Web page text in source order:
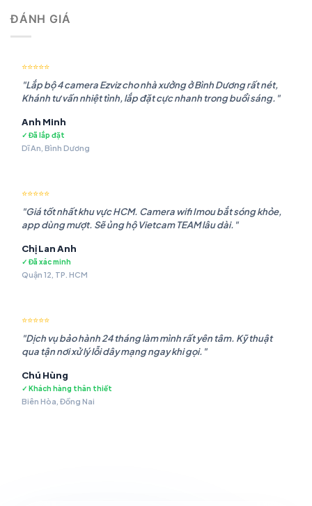
ĐÁNH GIÁ
⭐⭐⭐⭐⭐
"Lắp bộ 4 camera Ezviz cho nhà xưởng ở Bình Dương rất nét,
Khánh tư vấn nhiệt tình, lắp đặt cực nhanh trong buổi sáng."
Anh Minh
✓ Đã lắp đặt
Dĩ An, Bình Dương
⭐⭐⭐⭐⭐
"Giá tốt nhất khu vực HCM. Camera wifi Imou bắt sóng khỏe,
app dùng mượt. Sẽ ủng hộ Vietcam TEAM lâu dài."
Chị Lan Anh
✓ Đã xác minh
Quận 12, TP. HCM
⭐⭐⭐⭐⭐
"Dịch vụ bảo hành 24 tháng làm mình rất yên tâm. Kỹ thuật
qua tận nơi xử lý lỗi dây mạng ngay khi gọi."
Chú Hùng
✓ Khách hàng thân thiết
Biên Hòa, Đồng Nai